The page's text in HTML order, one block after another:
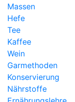
Massen
Hefe
Tee
Kaffee
Wein
Garmethoden
Konservierung
Nährstoffe